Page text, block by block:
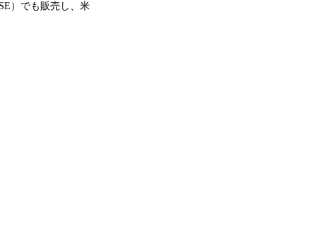
）でも販売し、米